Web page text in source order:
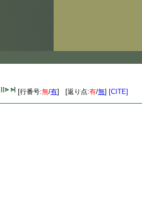
[行番号:無/有] [返り点:有/無] [CITE]